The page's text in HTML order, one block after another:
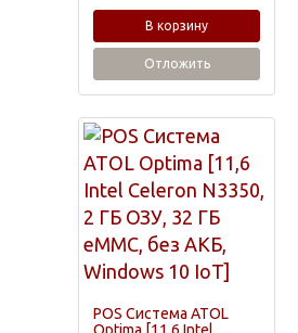
В корзину
Отложить
POS Система ATOL